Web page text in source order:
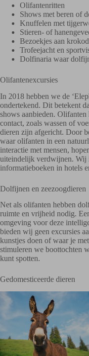
Olifantenritten
Shows met beren of
Knuffelen met
Stieren- of
Bezoekjes aan
Trofeejacht en
Dolfinaria waar
Olifantenexcursies
In 2018 hebben we de
ondertekend. Dit betekent
shows aanbieden.
contact, zoals wassen of
dieren zijn afgericht. Door
waar olifanten in een
interactie met mensen,
uiteindelijk verdwijnen. Wij
informatieboeken in hotels
Dolfijnen en zeezoogdieren
Net als olifanten hebben
ruimte en vrijheid nodig.
omgeving voor deze
bieden wij geen excursies
kunstjes doen of waar je
stimuleren we boottochten
kunt spotten.
Gedomesticeerde dieren